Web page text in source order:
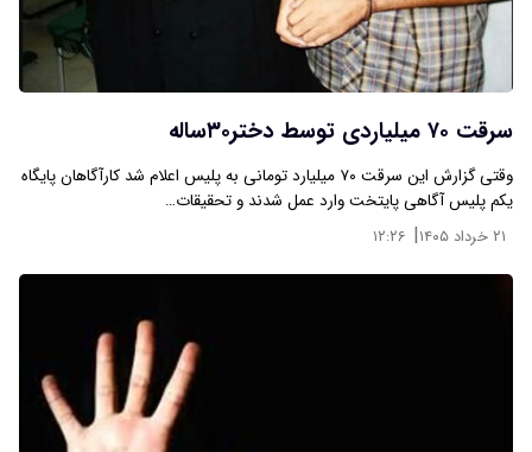
سرقت ۷۰ میلیاردی توسط دختر۳۰ساله
وقتی گزارش این سرقت ۷۰ میلیارد تومانی به پلیس اعلام شد کارآگاهان پایگاه
یکم پلیس آگاهی پایتخت وارد عمل شدند و تحقیقات…
۲۱ خرداد ۱۴۰۵ | ۱۲:۲۶